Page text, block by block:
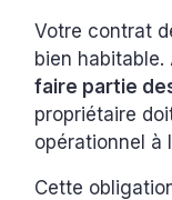
Votre contrat
bien habitable.
faire partie
propriétaire
opérationnel à
Cette